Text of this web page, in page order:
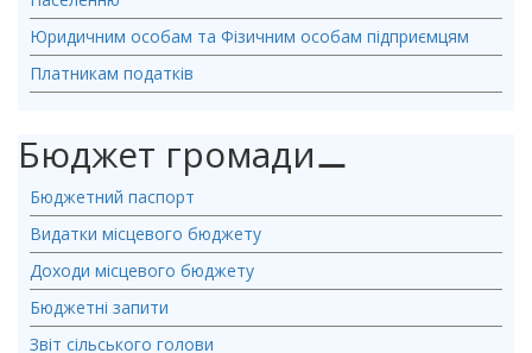
Юридичним особам та Фізичним особам підприємцям
Платникам податків
Бюджет громади⚊
Бюджетний паспорт
Видатки місцевого бюджету
Доходи місцевого бюджету
Бюджетні запити
Звіт сільського голови